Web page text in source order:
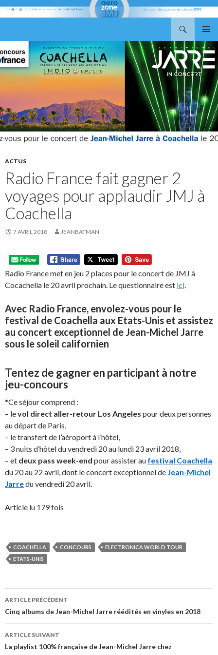
MENU
CONTENU
ACTUS
Radio France fait gagner 2
voyages pour applaudir JMJ à
Coachella
7 AVRIL 2018 JEANBATMAN
Radio France met en jeu 2 places pour le concert de JMJ à
Cocachella le 20 avril prochain. Le questionnaire est ici.
Avec Radio France, envolez-vous pour le
festival de Coachella aux Etats-Unis et assistez
au concert exceptionnel de Jean-Michel Jarre
sous le soleil californien
Tentez de gagner en participant à notre
jeu-concours
*Ce séjour comprend :
– levol direct aller-retour Los Angeles pour deux personnes
au départ de Paris,
– le transfert de l’aéroport à l’hôtel,
– 3 nuits d’hôtel du vendredi 20 au lundi 23 avril 2018,
– et deux pass week-end pour assister au festival Coachella
du 20 au 22 avril, dont le concert exceptionnel de Jean-Michel
Jarredu vendredi 20 avril.
Article lu 179 fois
COACHELLA CONCOURS
ELECTRONICA WORLD TOUR
ETATS-UNIS
Navigation
des
articles
ARTICLE PRÉCÉDENT
Cinq albums de Jean-Michel Jarre réédités en vinyles en 2018
ARTICLE SUIVANT
La playlist 100% française de Jean-Michel Jarre chez